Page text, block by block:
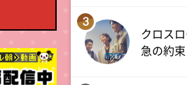
KAWAIIってし
3
クロス
急の約束